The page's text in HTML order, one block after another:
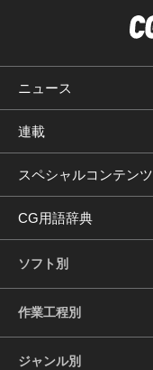
ニュース
連載
スペシャルコンテンツ
CG用語辞典
ソフト別
作業工程別
ジャンル別